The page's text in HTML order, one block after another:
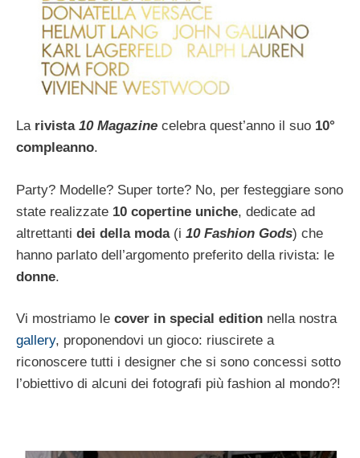
La rivista 10 Magazine celebra quest’anno il suo 10°
compleanno.
Party? Modelle? Super torte? No, per festeggiare sono
state realizzate 10 copertine uniche, dedicate ad
altrettanti dei della moda (i 10 Fashion Gods) che
hanno parlato dell’argomento preferito della rivista: le
donne.
Vi mostriamo le cover in special edition nella nostra
gallery, proponendovi un gioco: riuscirete a
riconoscere tutti i designer che si sono concessi sotto
l’obiettivo di alcuni dei fotografi più fashion al mondo?!